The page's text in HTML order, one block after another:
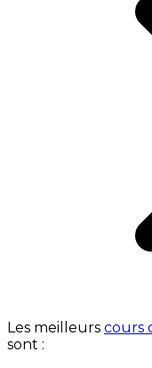
Les meilleurs cours
sont :